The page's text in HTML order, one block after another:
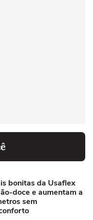
bonitas da Usaflex
doce e aumentam a
sem